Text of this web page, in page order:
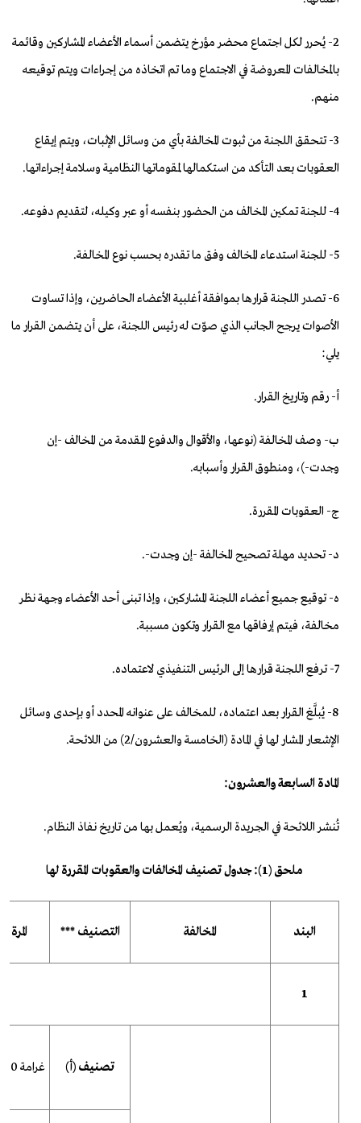
2- يُحرر لكل اجتماع محضر مؤرخ يتضمن أسماء الأعضاء المشاركين وقائمة
بالمخالفات المعروضة في الاجتماع وما تم اتخاذه من إجراءات ويتم توقيعه
منهم.
3- تتحقق اللجنة من ثبوت المخالفة بأي من وسائل الإثبات، ويتم إيقاع
العقوبات بعد التأكد من استكمالها لمقوماتها النظامية وسلامة إجراءاتها.
4- للجنة تمكين المخالف من الحضور بنفسه أو عبر وكيله، لتقديم دفوعه.
5- للجنة استدعاء المخالف وفق ما تقدره بحسب نوع المخالفة.
6- تصدر اللجنة قرارها بموافقة أغلبية الأعضاء الحاضرين، وإذا تساوت
الأصوات يرجح الجانب الذي صوّت له رئيس اللجنة، على أن يتضمن القرار ما
يلي:
‌أ- رقم وتاريخ القرار.
‌ب- وصف المخالفة (نوعها، والأقوال والدفوع المقدمة من المخالف -إن
وجدت-)، ومنطوق القرار وأسبابه.
‌ج- العقوبات المقررة.
‌د- تحديد مهلة تصحيح المخالفة -إن وجدت-.
‌ه- توقيع جميع أعضاء اللجنة المشاركين، وإذا تبنى أحد الأعضاء وجهة نظر
مخالفة، فيتم إرفاقها مع القرار وتكون مسببة.
7- ترفع اللجنة قرارها إلى الرئيس التنفيذي لاعتماده.
8- يُبلَّغ القرار بعد اعتماده، للمخالف على عنوانه المحدد أو بإحدى وسائل
الإشعار المشار لها في المادة (الخامسة والعشرون/2) من اللائحة.
المادة السابعة والعشرون:
تُنشر اللائحة في الجريدة الرسمية، ويُعمل بها من تاريخ نفاذ النظام.
ملحق (1): جدول تصنيف المخالفات والعقوبات المقررة لها
البند المخالفة التصنيف *** المرة
1
تصنيف (أ) غرامة 5.000 ريال